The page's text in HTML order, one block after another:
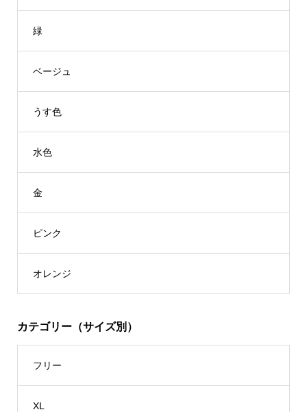
緑
ベージュ
うす色
水色
金
ピンク
オレンジ
カテゴリー（サイズ別）
フリー
XL